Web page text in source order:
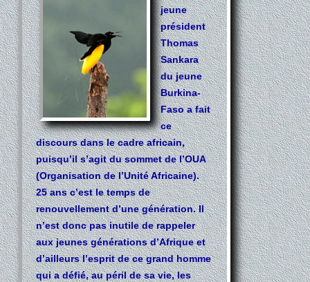
jeune
président
Thomas
Sankara
du jeune
Burkina-
Faso a fait
ce
discours dans le cadre africain,
puisqu’il s’agit du sommet de l’OUA
(Organisation de l’Unité Africaine).
25 ans c’est le temps de
renouvellement d’une génération. Il
n’est donc pas inutile de rappeler
aux jeunes générations d’Afrique et
d’ailleurs l’esprit de ce grand homme
qui a défié, au péril de sa vie, les